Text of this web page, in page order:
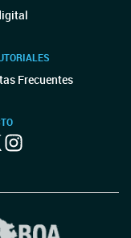
Frecuentes